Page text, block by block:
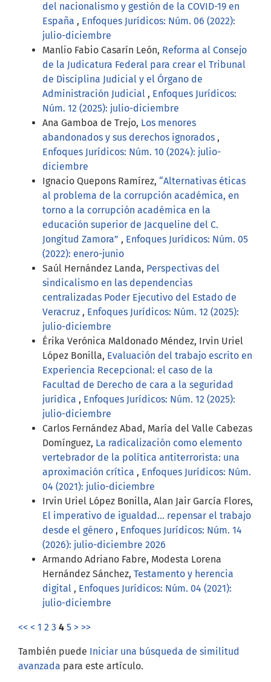
del nacionalismo y gestión de la COVID-19 en
España , Enfoques Jurídicos: Núm. 06 (2022):
julio-diciembre
Manlio Fabio Casarín León, Reforma al Consejo
de la Judicatura Federal para crear el Tribunal
de Disciplina Judicial y el Órgano de
Administración Judicial , Enfoques Jurídicos:
Núm. 12 (2025): julio-diciembre
Ana Gamboa de Trejo, Los menores
abandonados y sus derechos ignorados ,
Enfoques Jurídicos: Núm. 10 (2024): julio-
diciembre
Ignacio Quepons Ramírez, “Alternativas éticas
al problema de la corrupción académica, en
torno a la corrupción académica en la
educación superior de Jacqueline del C.
Jongitud Zamora” , Enfoques Jurídicos: Núm. 05
(2022): enero-junio
Saúl Hernández Landa, Perspectivas del
sindicalismo en las dependencias
centralizadas Poder Ejecutivo del Estado de
Veracruz , Enfoques Jurídicos: Núm. 12 (2025):
julio-diciembre
Érika Verónica Maldonado Méndez, Irvin Uriel
López Bonilla, Evaluación del trabajo escrito en
Experiencia Recepcional: el caso de la
Facultad de Derecho de cara a la seguridad
jurídica , Enfoques Jurídicos: Núm. 12 (2025):
julio-diciembre
Carlos Fernández Abad, María del Valle Cabezas
Domínguez, La radicalización como elemento
vertebrador de la política antiterrorista: una
aproximación crítica , Enfoques Jurídicos: Núm.
04 (2021): julio-diciembre
Irvin Uriel López Bonilla, Alan Jair García Flores,
El imperativo de igualdad… repensar el trabajo
desde el género , Enfoques Jurídicos: Núm. 14
(2026): julio-diciembre 2026
Armando Adriano Fabre, Modesta Lorena
Hernández Sánchez, Testamento y herencia
digital , Enfoques Jurídicos: Núm. 04 (2021):
julio-diciembre
<< < 1 2 3 4 5 > >>
También puede Iniciar una búsqueda de similitud
avanzada para este artículo.